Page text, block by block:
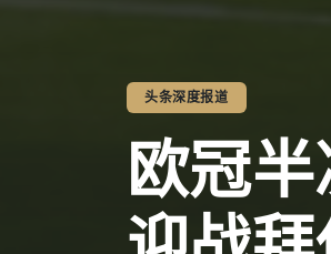
头条深度报道
欧冠